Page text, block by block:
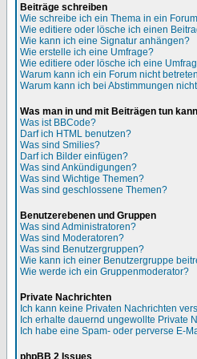
Beiträge schreiben
Wie schreibe ich ein Thema in ein
Wie editiere oder lösche ich einen
Wie kann ich eine Signatur anhängen?
Wie erstelle ich eine Umfrage?
Wie editiere oder lösche ich eine
Warum kann ich ein Forum nicht
Warum kann ich bei Abstimmungen
Was man in und mit Beiträgen tun kann
Was ist BBCode?
Darf ich HTML benutzen?
Was sind Smilies?
Darf ich Bilder einfügen?
Was sind Ankündigungen?
Was sind Wichtige Themen?
Was sind geschlossene Themen?
Benutzerebenen und Gruppen
Was sind Administratoren?
Was sind Moderatoren?
Was sind Benutzergruppen?
Wie kann ich einer Benutzergruppe
Wie werde ich ein Gruppenmoderator?
Private Nachrichten
Ich kann keine Privaten Nachrichten
Ich erhalte dauernd ungewollte Private
Ich habe eine Spam- oder perverse E-
phpBB 2 Issues